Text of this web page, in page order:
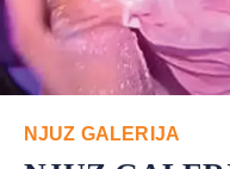
NJUZ GALERIJA